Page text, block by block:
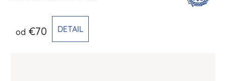
od €70 DETAIL